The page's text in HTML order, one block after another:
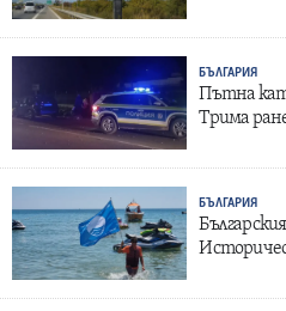
БЪЛГАРИЯ
Пътна
Трима
БЪЛГАРИЯ